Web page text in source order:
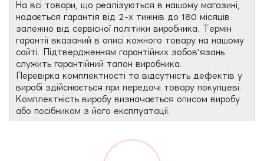
На всі товари, що реалізуються в нашому магазині,
надається гарантія від 2-х тижнів до 180 місяців
залежно від сервісної політики виробника. Термін
гарантії вказаний в описі кожного товару на нашому
сайті. Підтвердженням гарантійних зобов'язань
служить гарантійний талон виробника.
Перевірка комплектності та відсутність дефектів у
виробі здійснюється при передачі товару покупцеві.
Комплектність виробу визначається описом виробу
або посібником з його експлуатації.